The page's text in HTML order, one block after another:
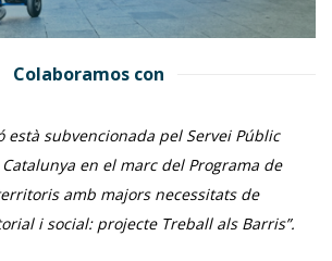
Colaboramos con
està subvencionada pel Servei Públic
Catalunya en el marc del Programa de
amb majors necessitats de
i social: projecte Treball als Barris”.